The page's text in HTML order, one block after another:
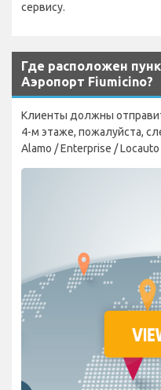
сервису.
Где расположен
Аэропорт Fiumicino?
Клиенты должны
4-м этаже, пожалуйста,
Alamo / Enterprise / Locauto